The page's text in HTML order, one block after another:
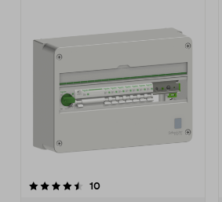
10recensioner
5.0av 5 stjärnor